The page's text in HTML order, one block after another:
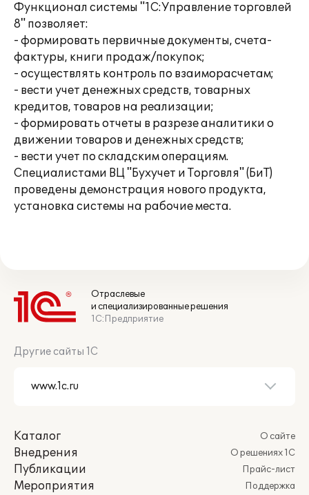
Функционал системы "1С:Управление торговлей
8" позволяет:
- формировать первичные документы, счета-
фактуры, книги продаж/покупок;
- осуществлять контроль по взаиморасчетам;
- вести учет денежных средств, товарных
кредитов, товаров на реализации;
- формировать отчеты в разрезе аналитики о
движении товаров и денежных средств;
- вести учет по складским операциям.
Специалистами ВЦ "Бухучет и Торговля" (БиТ)
проведены демонстрация нового продукта,
установка системы на рабочие места.
Отраслевые
и специализированные решения
1С:Предприятие
Другие сайты 1С
Каталог
Внедрения
Публикации
Мероприятия
О сайте
О решениях 1С
Прайс-лист
Поддержка